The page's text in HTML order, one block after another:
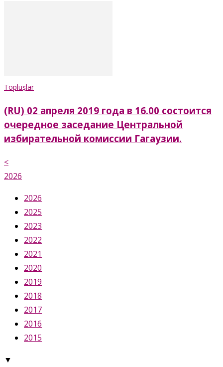
Toplușlar
(RU) 02 апреля 2019 года в 16.00 состоится
очередное заседание Центральной
избирательной комиссии Гагаузии.
<
2026
2026
2025
2023
2022
2021
2020
2019
2018
2017
2016
2015
▼